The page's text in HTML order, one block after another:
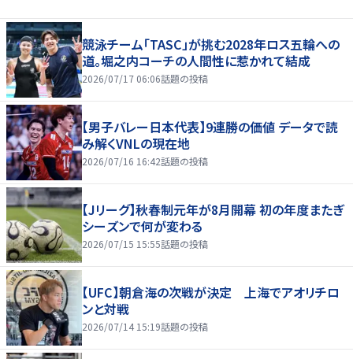
競泳チーム「TASC」が挑む2028年ロス五輪への
道。堀之内コーチの人間性に惹かれて結成
2026/07/17 06:06話題の投稿
【男子バレー日本代表】9連勝の価値 データで読
み解くVNLの現在地
2026/07/16 16:42話題の投稿
【Jリーグ】秋春制元年が8月開幕 初の年度またぎ
シーズンで何が変わる
2026/07/15 15:55話題の投稿
【UFC】朝倉海の次戦が決定 上海でアオリチロ
ンと対戦
2026/07/14 15:19話題の投稿